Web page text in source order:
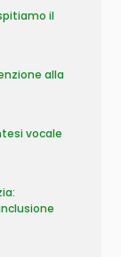
il
alla
vocale